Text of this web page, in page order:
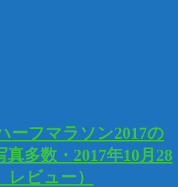
ーフマラソン2017の
多数・2017年10月28
レビュー）